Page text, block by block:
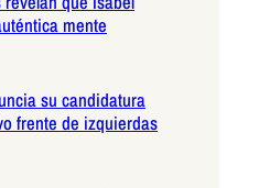
mente
su candidatura
frente de izquierdas